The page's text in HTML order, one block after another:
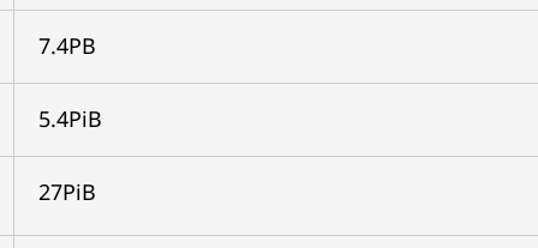
7.4PB
5.4PiB
27PiB